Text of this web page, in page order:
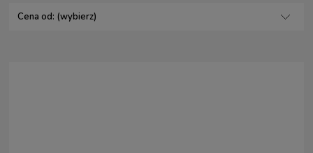
Cena od: (wybierz)